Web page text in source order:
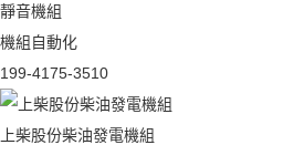
靜音機組
機組自動化
199-4175-3510
上柴股份柴油發電機組